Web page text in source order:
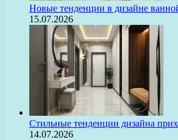
Новые тенденции в дизайне
15.07.2026
Стильные тенденции дизайна
14.07.2026